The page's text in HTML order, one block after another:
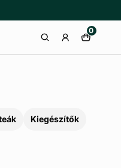
0
Kiegészítők